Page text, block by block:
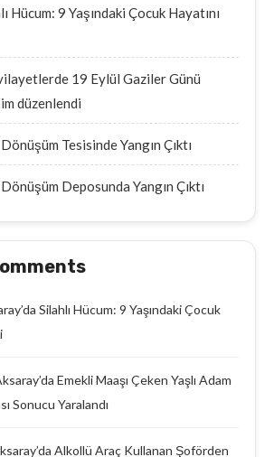
Hücum: 9 Yaşındaki Çocuk Hayatını
19 Eylül Gaziler Günü
düzenlendi
Tesisinde Yangın Çıktı
Deposunda Yangın Çıktı
Silahlı Hücum: 9 Yaşındaki Çocuk
Emekli Maaşı Çeken Yaşlı Adam
Sonucu Yaralandı
Alkollü Araç Kullanan Şoförden